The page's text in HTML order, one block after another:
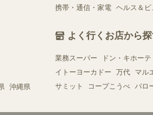
沖縄県
携帯・通信・家電 ヘルス＆ビ
よく行くお店から
業務スーパー ドン・キホーテ
イトーヨーカドー
万代 マル
サミット
コープこうべ バロ